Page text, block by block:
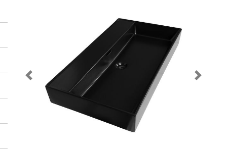
Previous Next